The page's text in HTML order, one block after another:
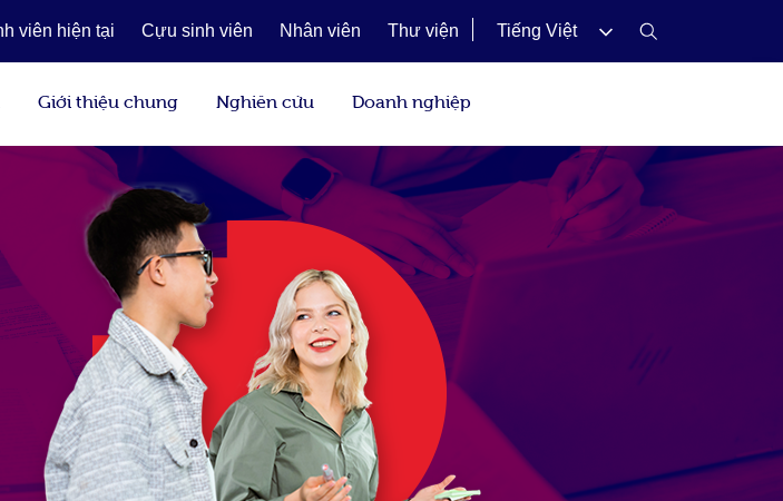
viên hiện tại Cựu sinh viên Nhân viên Thư viện Tiếng Việt
Giới thiệu chung Nghiên cứu Doanh nghiệp